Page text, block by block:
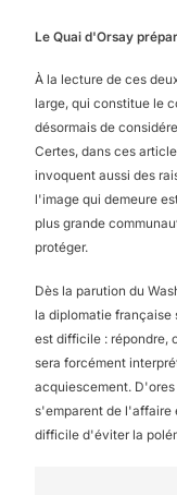
Le Quai d'Orsay
À la lecture de ces
large, qui constitue le
désormais de
Certes, dans ces
invoquent aussi des
l'image qui demeure
plus grande
protéger.
Dès la parution du
la diplomatie française
est difficile : répondre,
sera forcément
acquiescement.
s'emparent de l'affaire
difficile d'éviter la